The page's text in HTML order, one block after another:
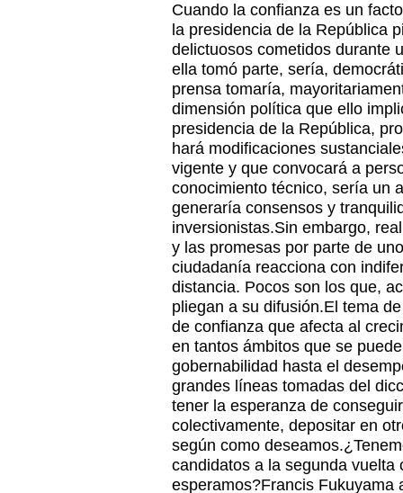
Cuando la confianza es un
la presidencia de la República
delictuosos cometidos durante
ella tomó parte, sería,
prensa tomaría,
dimensión política que ello
presidencia de la República,
hará modificaciones
vigente y que convocará a
conocimiento técnico, sería un
generaría consensos y
inversionistas.Sin embargo,
y las promesas por parte de
ciudadanía reacciona con
distancia. Pocos son los que,
pliegan a su difusión.El tema
de confianza que afecta al
en tantos ámbitos que se
gobernabilidad hasta el
grandes líneas tomadas del
tener la esperanza de
colectivamente, depositar en
según como
candidatos a la segunda vuelta
esperamos?Francis Fukuyama